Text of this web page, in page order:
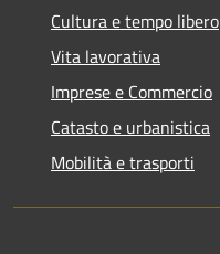
Cultura e tempo libero
Vita lavorativa
Imprese e Commercio
Catasto e urbanistica
Mobilità e trasporti